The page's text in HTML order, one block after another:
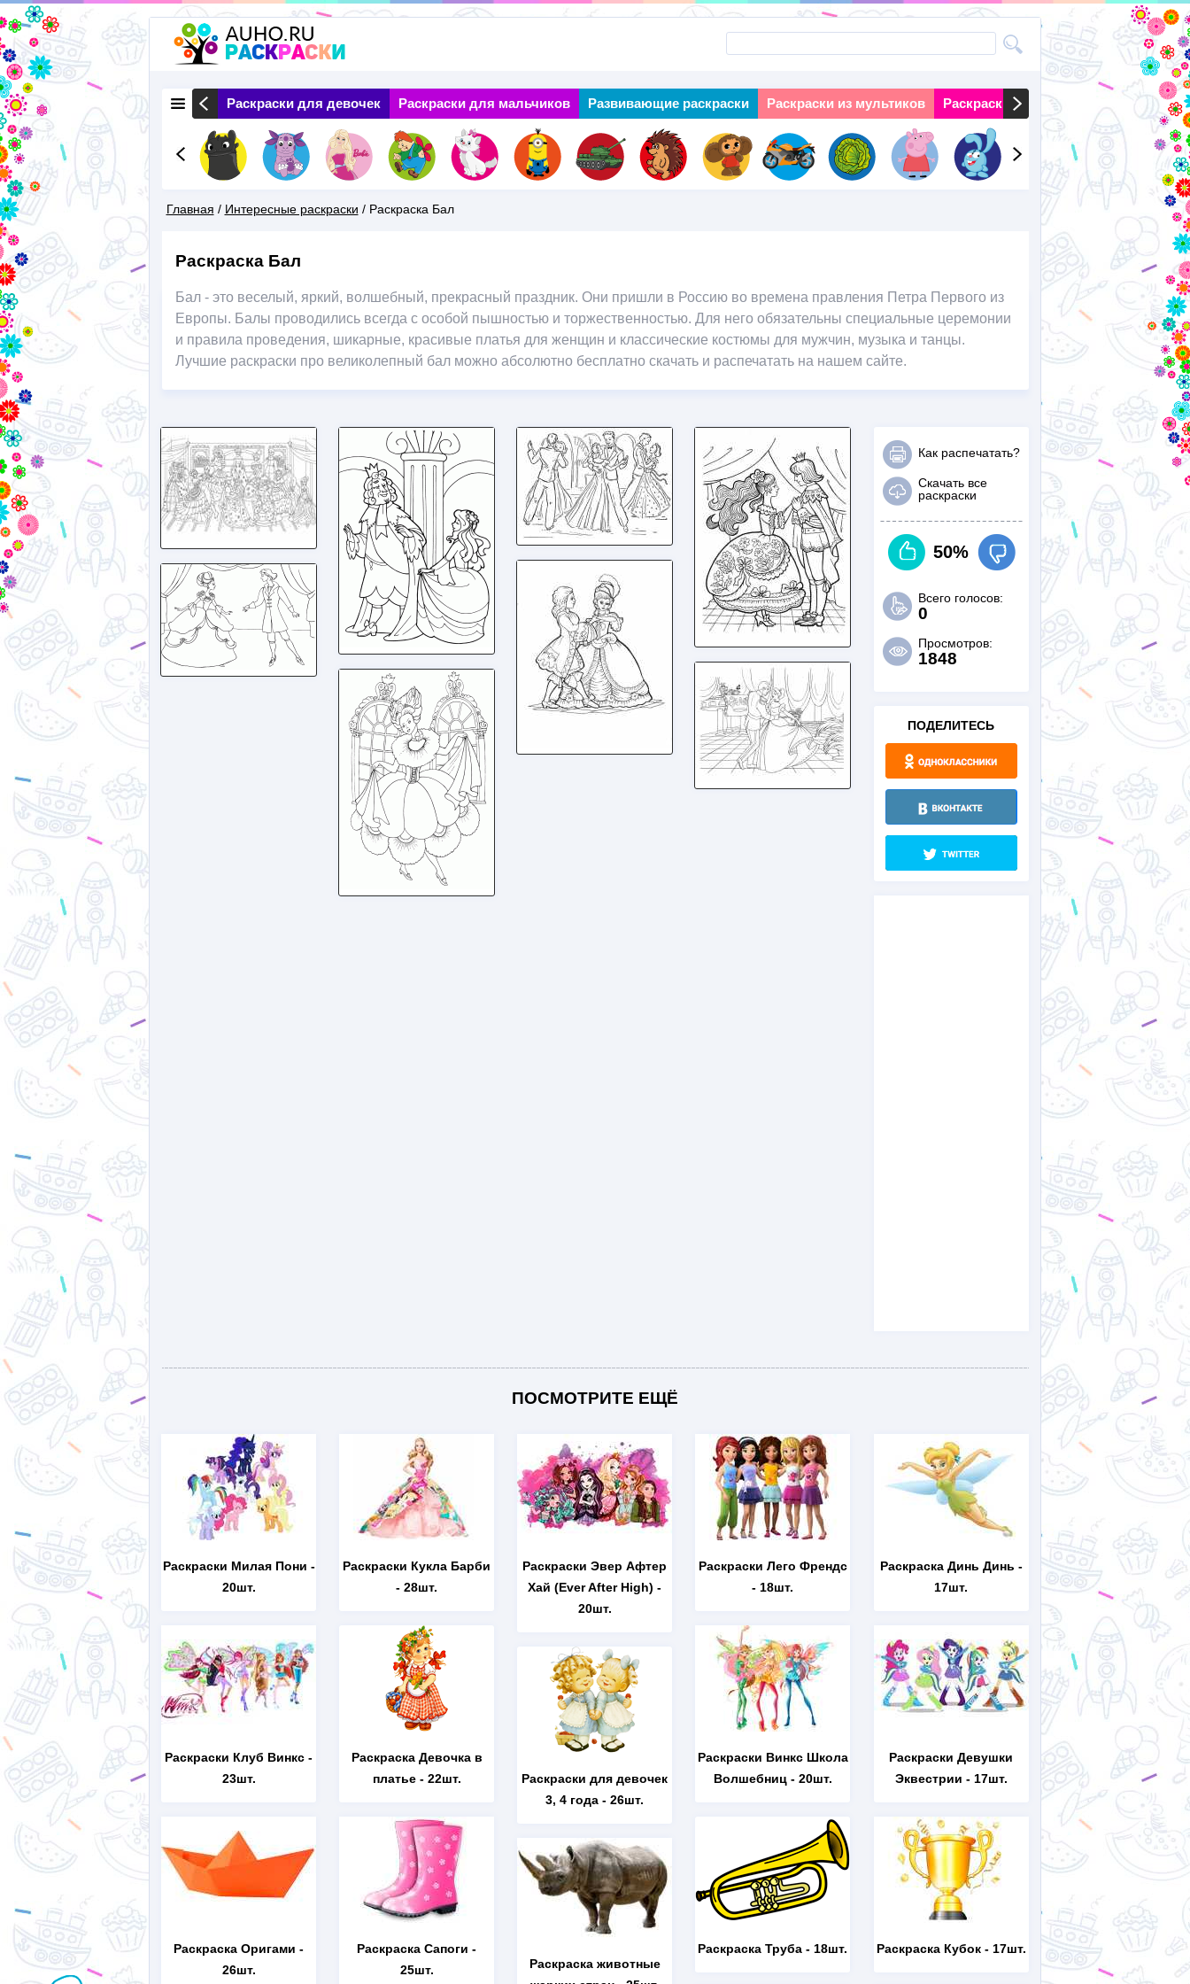
основному
содержанию
Раскраски Природа Раскраски для девочек Раскраски для мальчиков Развивающие раскраски Раскраски из мультиков Раскраски на праздники
Next
Здесь
Главная / Интересные раскраски / Раскраска Бал
Раскраска Бал
Бал - это веселый, яркий, волшебный, прекрасный праздник. Они пришли в Россию во времена правления Петра Первого из
Европы. Балы проводились всегда с особой пышностью и торжественностью. Для него обязательны специальные церемонии
и правила проведения, шикарные, красивые платья для женщин и классические костюмы для мужчин, музыка и танцы.
Лучшие раскраски про великолепный бал можно абсолютно бесплатно скачать и распечатать на нашем сайте.
Как распечатать?
Скачать все
раскраски
50%
Всего голосов:
0
Просмотров:
1848
ПОДЕЛИТЕСЬ
ПОСМОТРИТЕ ЕЩЁ
Раскраски Милая Пони -
20шт.
Раскраски Клуб Винкс -
23шт.
Раскраска Оригами -
26шт.
Раскраски Кукла Барби
- 28шт.
Раскраска Девочка в
платье- 22шт.
Раскраска Сапоги -
25шт.
Раскраски Эвер Афтер
Хай (Ever After High) -
20шт.
Раскраски для девочек
3, 4 года - 26шт.
Раскраска животные
Раскраски Лего Френдс
- 18шт.
Раскраски Винкс Школа
Волшебниц- 20шт.
Раскраска Труба - 18шт.
Раскраска Динь Динь -
17шт.
Раскраски Девушки
Эквестрии - 17шт.
Раскраска Кубок- 17шт.